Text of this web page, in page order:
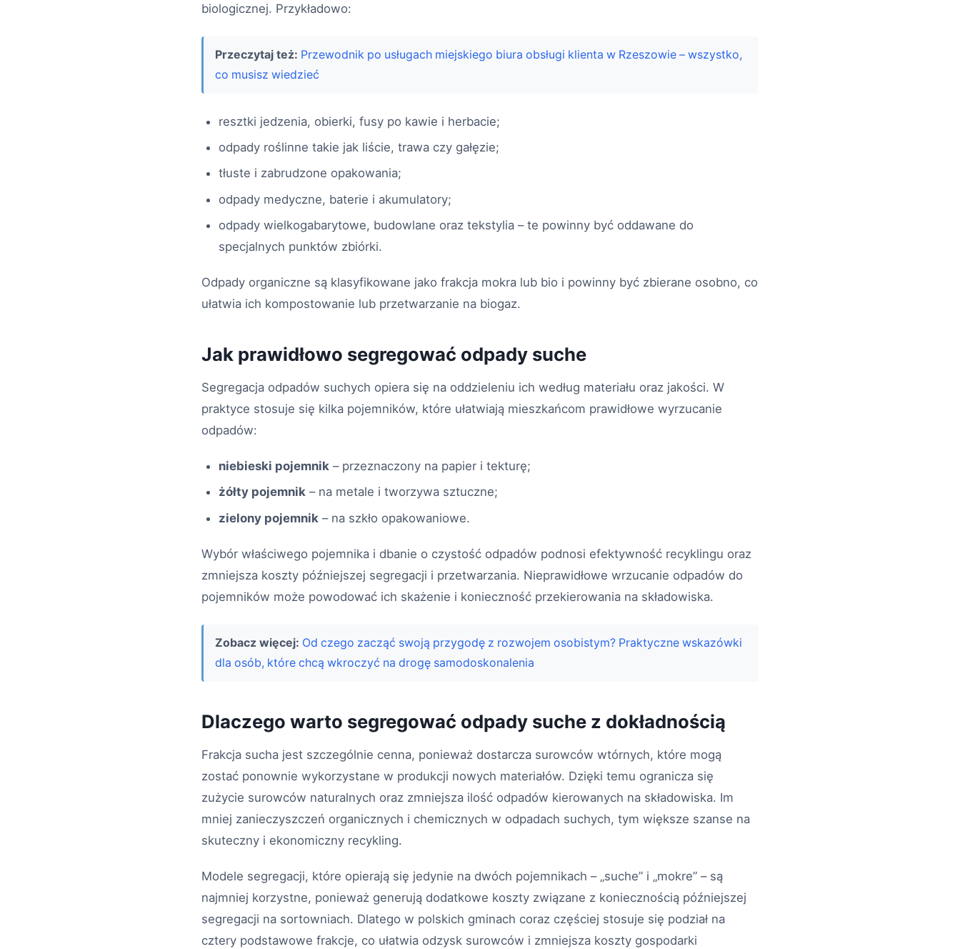
biologicznej. Przykładowo:
Przeczytaj też: Przewodnik po usługach miejskiego biura obsługi klienta w Rzeszowie – wszystko,
co musisz wiedzieć
resztki jedzenia, obierki, fusy po kawie i herbacie;
odpady roślinne takie jak liście, trawa czy gałęzie;
tłuste i zabrudzone opakowania;
odpady medyczne, baterie i akumulatory;
odpady wielkogabarytowe, budowlane oraz tekstylia – te powinny być oddawane do
specjalnych punktów zbiórki.
Odpady organiczne są klasyfikowane jako frakcja mokra lub bio i powinny być zbierane osobno, co
ułatwia ich kompostowanie lub przetwarzanie na biogaz.
Jak prawidłowo segregować odpady suche
Segregacja odpadów suchych opiera się na oddzieleniu ich według materiału oraz jakości. W
praktyce stosuje się kilka pojemników, które ułatwiają mieszkańcom prawidłowe wyrzucanie
odpadów:
niebieski pojemnik – przeznaczony na papier i tekturę;
żółty pojemnik – na metale i tworzywa sztuczne;
zielony pojemnik – na szkło opakowaniowe.
Wybór właściwego pojemnika i dbanie o czystość odpadów podnosi efektywność recyklingu oraz
zmniejsza koszty późniejszej segregacji i przetwarzania. Nieprawidłowe wrzucanie odpadów do
pojemników może powodować ich skażenie i konieczność przekierowania na składowiska.
Zobacz więcej: Od czego zacząć swoją przygodę z rozwojem osobistym? Praktyczne wskazówki
dla osób, które chcą wkroczyć na drogę samodoskonalenia
Dlaczego warto segregować odpady suche z dokładnością
Frakcja sucha jest szczególnie cenna, ponieważ dostarcza surowców wtórnych, które mogą
zostać ponownie wykorzystane w produkcji nowych materiałów. Dzięki temu ogranicza się
zużycie surowców naturalnych oraz zmniejsza ilość odpadów kierowanych na składowiska. Im
mniej zanieczyszczeń organicznych i chemicznych w odpadach suchych, tym większe szanse na
skuteczny i ekonomiczny recykling.
Modele segregacji, które opierają się jedynie na dwóch pojemnikach – „suche” i „mokre” – są
najmniej korzystne, ponieważ generują dodatkowe koszty związane z koniecznością późniejszej
segregacji na sortowniach. Dlatego w polskich gminach coraz częściej stosuje się podział na
cztery podstawowe frakcje, co ułatwia odzysk surowców i zmniejsza koszty gospodarki